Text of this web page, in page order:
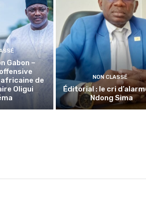
Gabon –
de
Oligui
NON CLASSÉ
Éditorial : le cri
Ndong Sima